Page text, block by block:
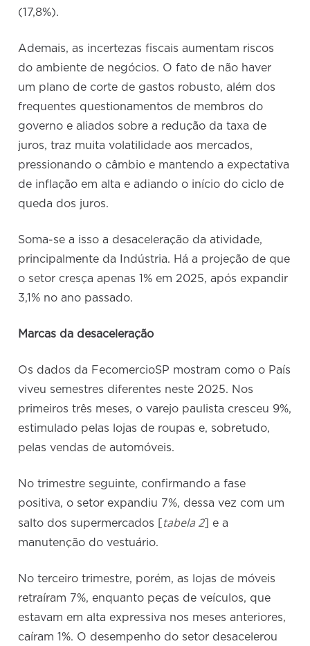
(17,8%).
Ademais, as incertezas fiscais aumentam riscos
do ambiente de negócios. O fato de não haver
um plano de corte de gastos robusto, além dos
frequentes questionamentos de membros do
governo e aliados sobre a redução da taxa de
juros, traz muita volatilidade aos mercados,
pressionando o câmbio e mantendo a expectativa
de inflação em alta e adiando o início do ciclo de
queda dos juros.
Soma-se a isso a desaceleração da atividade,
principalmente da Indústria. Há a projeção de que
o setor cresça apenas 1% em 2025, após expandir
3,1% no ano passado.
Marcas da desaceleração
Os dados da FecomercioSP mostram como o País
viveu semestres diferentes neste 2025. Nos
primeiros três meses, o varejo paulista cresceu 9%,
estimulado pelas lojas de roupas e, sobretudo,
pelas vendas de automóveis.
No trimestre seguinte, confirmando a fase
positiva, o setor expandiu 7%, dessa vez com um
salto dos supermercados [
tabela 2] e a
manutenção do vestuário.
No terceiro trimestre, porém, as lojas de móveis
retraíram 7%, enquanto peças de veículos, que
estavam em alta expressiva nos meses anteriores,
caíram 1%. O desempenho do setor desacelerou